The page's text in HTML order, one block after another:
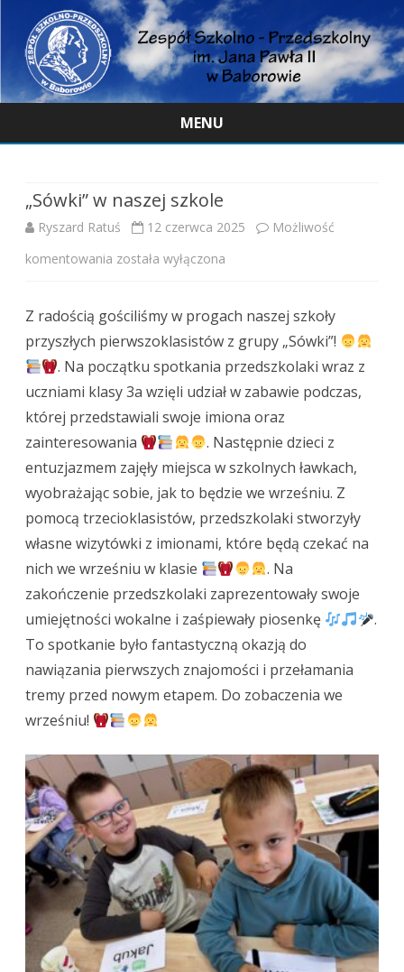
MENU
„Sówki” w naszej szkole
Ryszard Ratuś 12 czerwca 2025
Możliwość
komentowania „Sówki”
naszej
została wyłączona
Z radością gościliśmy w progach naszej szkoły
przyszłych pierwszoklasistów z grupy „Sówki”!
. Na początku spotkania przedszkolaki wraz z
uczniami klasy 3a wzięli udział w zabawie podczas,
której przedstawiali swoje imiona oraz
zainteresowania
. Następnie dzieci z
entuzjazmem zajęły miejsca w szkolnych ławkach,
wyobrażając sobie, jak to będzie we wrześniu. Z
pomocą trzecioklasistów, przedszkolaki stworzyły
własne wizytówki z imionami, które będą czekać na
nich we wrześniu w klasie
. Na
zakończenie przedszkolaki zaprezentowały swoje
umiejętności wokalne i zaśpiewały piosenkę
.
To spotkanie było fantastyczną okazją do
nawiązania pierwszych znajomości i przełamania
tremy przed nowym etapem. Do zobaczenia we
wrześniu!